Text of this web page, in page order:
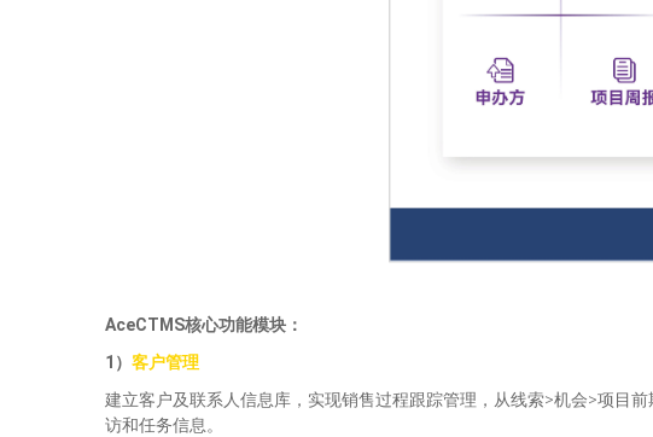
AceCTMS核心功能模块：
1） 客户管理
建立客户及联系人信息库，实现销售过程跟踪管理，从线索>机会>项目
访和任务信息。